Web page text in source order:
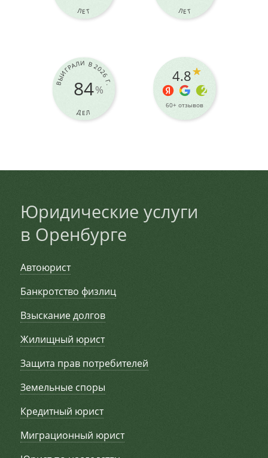
ЛЕТ ЛЕТ
ВЫИГРАЛИ В 2026 Г.
ДЕЛ
84%
4.8
60+ отзывов
Юридические услуги
в Оренбурге
Автоюрист
Банкротство физлиц
Взыскание долгов
Жилищный юрист
Защита прав потребителей
Земельные споры
Кредитный юрист
Миграционный юрист